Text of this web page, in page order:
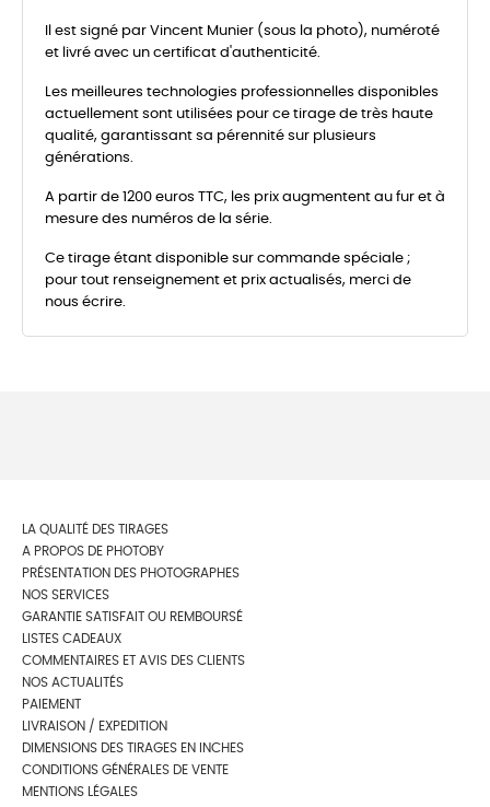
Il est signé par Vincent Munier (sous la photo), numéroté
et livré avec un certificat d'authenticité.
Les meilleures technologies professionnelles disponibles
actuellement sont utilisées pour ce tirage de très haute
qualité, garantissant sa pérennité sur plusieurs
générations.
A partir de 1200 euros TTC, les prix augmentent au fur et à
mesure des numéros de la série.
Ce tirage étant disponible sur commande spéciale ;
pour tout renseignement et prix actualisés, merci de
nous écrire.
LA QUALITÉ DES TIRAGES
A PROPOS DE PHOTOBY
PRÉSENTATION DES PHOTOGRAPHES
NOS SERVICES
GARANTIE SATISFAIT OU REMBOURSÉ
LISTES CADEAUX
COMMENTAIRES ET AVIS DES CLIENTS
NOS ACTUALITÉS
PAIEMENT
LIVRAISON / EXPEDITION
DIMENSIONS DES TIRAGES EN INCHES
CONDITIONS GÉNÉRALES DE VENTE
MENTIONS LÉGALES